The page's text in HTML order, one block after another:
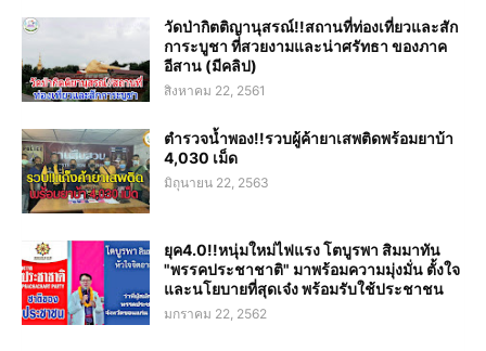
วัดป่ากิตติญานุสรณ์!!สถานที่ท่องเที่ยวและสัก
การะบูชา ที่สวยงามและน่าศรัทธา ของภาค
อีสาน (มีคลิป)
สิงหาคม 22, 2561
ตำรวจน้ำพอง!!รวบผู้ค้ายาเสพติดพร้อมยาบ้า
4,030 เม็ด
มิถุนายน 22, 2563
ยุค4.0!!หนุ่มใหม่ไฟแรง โตบูรพา สิมมาทัน
"พรรคประชาชาติ" มาพร้อมความมุ่งมั่น ตั้งใจ
และนโยบายที่สุดเจ๋ง พร้อมรับใช้ประชาชน
มกราคม 22, 2562